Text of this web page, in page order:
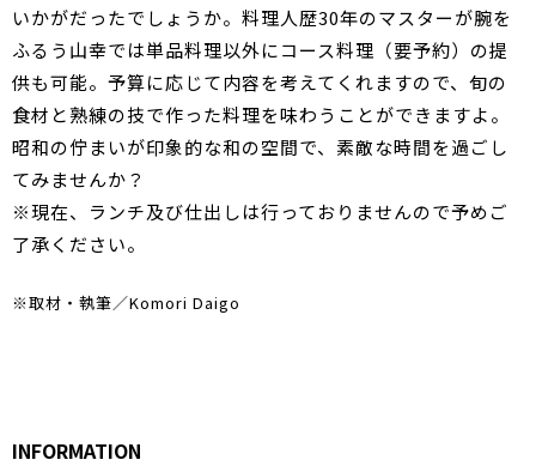
いかがだったでしょうか。料理人歴30年のマスターが腕を
ふるう山幸では単品料理以外にコース料理（要予約）の提
供も可能。予算に応じて内容を考えてくれますので、旬の
食材と熟練の技で作った料理を味わうことができますよ。
昭和の佇まいが印象的な和の空間で、素敵な時間を過ごし
てみませんか？
※現在、ランチ及び仕出しは行っておりませんので予めご
了承ください。
※取材・執筆／Komori Daigo
INFORMATION